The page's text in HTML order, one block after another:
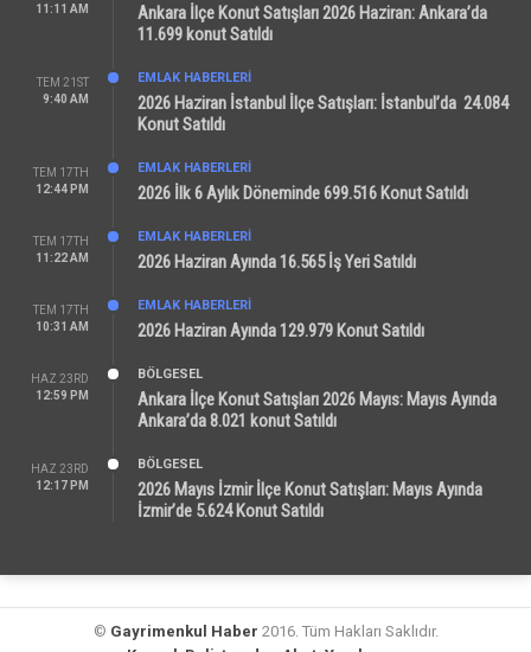
11:11 AM
Ankara İlçe Konut Satışları 2026 Haziran: Ankara’da
11.699 konut Satıldı
TEM 21ST
9:40 AM
EMLAK HABERLERI
2026 Haziran İstanbul İlçe Satışları: İstanbul’da 24.084
Konut Satıldı
TEM 17TH
12:44 PM
EMLAK HABERLERI
2026 İlk 6 Aylık Döneminde 699.516 Konut Satıldı
TEM 17TH
11:22 AM
EMLAK HABERLERI
2026 Haziran Ayında 16.565 İş Yeri Satıldı
TEM 17TH
10:31 AM
EMLAK HABERLERI
2026 Haziran Ayında 129.979 Konut Satıldı
HAZ 23RD
12:59 PM
BÖLGESEL
Ankara İlçe Konut Satışları 2026 Mayıs: Mayıs Ayında
Ankara’da 8.021 konut Satıldı
HAZ 23RD
12:17 PM
BÖLGESEL
2026 Mayıs İzmir İlçe Konut Satışları: Mayıs Ayında
İzmir’de 5.624 Konut Satıldı
© Gayrimenkul Haber 2016. Tüm Hakları Saklıdır.